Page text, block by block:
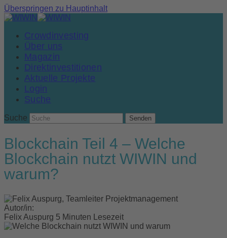
Überspringen zu Hauptinhalt
Crowdinvesting
Über uns
Magazin
Direktinvestitionen
Aktuelle Projekte
Login
Suche
Suche Senden
Blockchain Teil 4 – Welche
Blockchain nutzt WIWIN und
warum?
Autor/in:
Felix Auspurg 5 Minuten Lesezeit